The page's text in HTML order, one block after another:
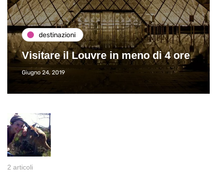
destinazioni
Visitare il Louvre in meno di 4 ore
Giugno 24, 2019
2 articoli